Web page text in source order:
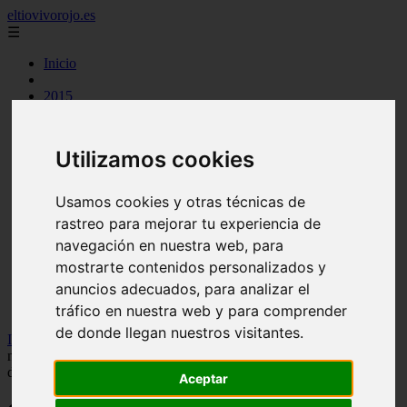
Utilizamos cookies
Usamos cookies y otras técnicas de
rastreo para mejorar tu experiencia de
navegación en nuestra web, para
mostrarte contenidos personalizados y
anuncios adecuados, para analizar el
tráfico en nuestra web y para comprender
de donde llegan nuestros visitantes.
Aceptar
eltiovivorojo.es
☰
Inicio
2015
comidas
huevos
mariscos
otros
postres
producto
reposteria
venezuela
verduras
Inicio
recetas >Giuseppe Fatati, médico especializado en
nutrición y diabetes: “Beber agua adecuadamente reduce los niveles
de azúcar en sangre”